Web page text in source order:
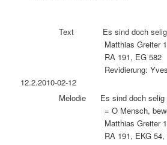
Text Es sind doch selig
Matthias Greiter 1525
RA 191, EG 582
Revidierung: Yves
12.2.2010-02-12
Melodie Es sind doch selig
= O Mensch, bewein
Matthias Greiter 1525
RA 191, EKG 54,